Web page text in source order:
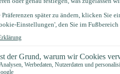
dir eines der Videos unten an: